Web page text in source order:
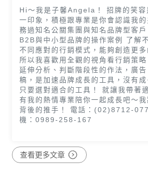
Hi～我是子馨Angela！ 招牌的笑容
一印象，積極跟專業是你會認識我
務過知名公關集團與知名品牌型客
B2B與中小型品牌的操作案例 了解
不同應對的行銷模式，能夠創造更
所以我喜歡用全觀的視角看行銷策
延伸分析、判斷階段性的作法，廣告
稿，是加速品牌成長的工具，沒有成
只要選對適合的工具！ 就讓我帶著
有我的熱情專業陪你一起成長吧～
背後的推手！ 電話：(02)8712-
機：0989-258-167
查看更多文章